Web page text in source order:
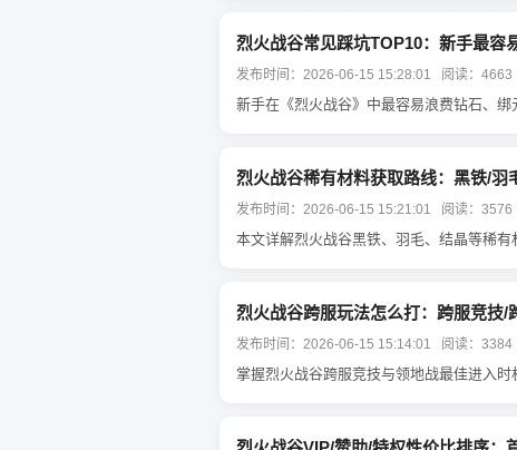
烈火战谷常见踩坑TOP10：新手最容
发布时间：2026-06-15 15:28:01 阅读：4663
新手在《烈火战谷》中最容易浪费钻石、
烈火战谷稀有材料获取路线：黑铁/
发布时间：2026-06-15 15:21:01 阅读：3576
本文详解烈火战谷黑铁、羽毛、结晶等稀
烈火战谷跨服玩法怎么打：跨服竞技
发布时间：2026-06-15 15:14:01 阅读：3384
掌握烈火战谷跨服竞技与领地战最佳进入